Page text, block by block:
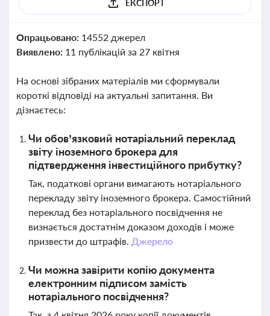
ЕКСПОРТ
Опрацьовано: 14552 джерел
Виявлено: 11 публікацій за 27 квітня
На основі зібраних матеріалів ми сформували
короткі відповіді на актуальні запитання. Ви
дізнаєтесь:
Чи обов’язковий нотаріальний переклад
звіту іноземного брокера для
підтвердження інвестиційного прибутку?
Так, податкові органи вимагають нотаріального
перекладу звіту іноземного брокера. Самостійний
переклад без нотаріального посвідчення не
визнається достатнім доказом доходів і може
призвести до штрафів. Джерело
Чи можна завірити копію документа
електронним підписом замість
нотаріального посвідчення?